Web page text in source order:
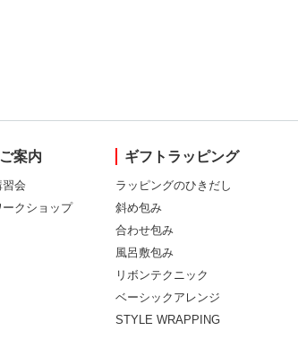
案内
会
クショップ
ギフトラッピング
ラッピングのひきだし
斜め包み
合わせ包み
風呂敷包み
リボンテクニック
ベーシックアレンジ
STYLE WRAPPING